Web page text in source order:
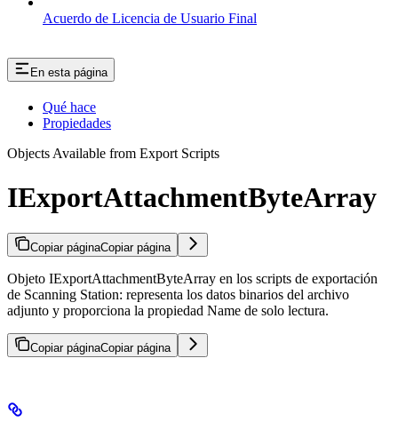
Acuerdo de Licencia de Usuario Final
En esta página
Qué hace
Propiedades
Objects Available from Export Scripts
IExportAttachmentByteArray
Copiar páginaCopiar página
Objeto IExportAttachmentByteArray en los scripts de exportación
de Scanning Station: representa los datos binarios del archivo
adjunto y proporciona la propiedad Name de solo lectura.
Copiar páginaCopiar página